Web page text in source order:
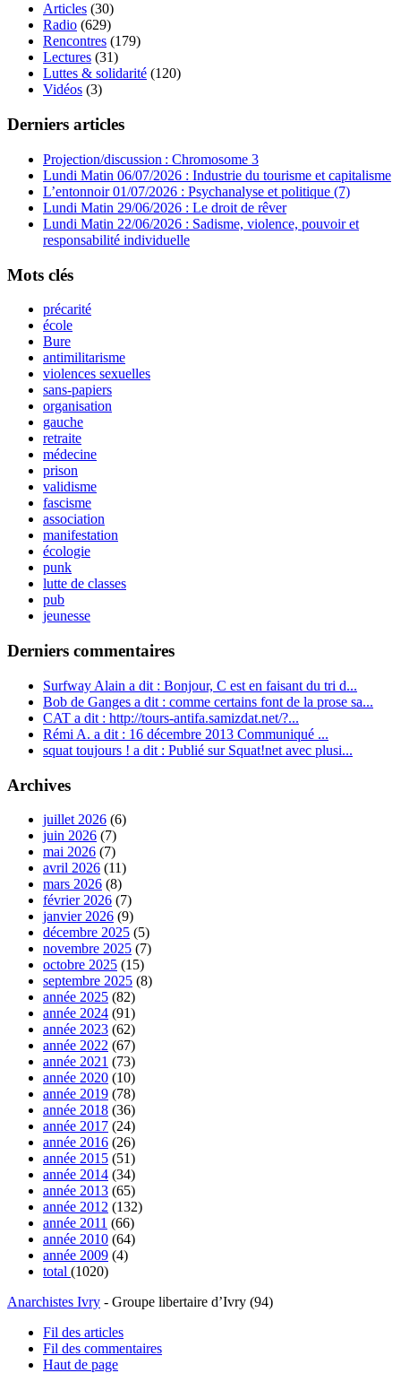
Articles (30)
Radio (629)
Rencontres (179)
Lectures (31)
Luttes & solidarité (120)
Vidéos (3)
Derniers articles
Projection/discussion : Chromosome 3
Lundi Matin 06/07/2026 : Industrie du tourisme et capitalisme
L’entonnoir 01/07/2026 : Psychanalyse et politique (7)
Lundi Matin 29/06/2026 : Le droit de rêver
Lundi Matin 22/06/2026 : Sadisme, violence, pouvoir et
responsabilité individuelle
Mots clés
précarité
école
Bure
antimilitarisme
violences sexuelles
sans-papiers
organisation
gauche
retraite
médecine
prison
validisme
fascisme
association
manifestation
écologie
punk
lutte de classes
pub
jeunesse
Derniers commentaires
Surfway Alain a dit : Bonjour, C est en faisant du tri d...
Bob de Ganges a dit : comme certains font de la prose sa...
CAT a dit : http://tours-antifa.samizdat.net/?...
Rémi A. a dit : 16 décembre 2013 Communiqué ...
squat toujours ! a dit : Publié sur Squat!net avec plusi...
Archives
juillet 2026 (6)
juin 2026 (7)
mai 2026 (7)
avril 2026 (11)
mars 2026 (8)
février 2026 (7)
janvier 2026 (9)
décembre 2025 (5)
novembre 2025 (7)
octobre 2025 (15)
septembre 2025 (8)
année 2025 (82)
année 2024 (91)
année 2023 (62)
année 2022 (67)
année 2021 (73)
année 2020 (10)
année 2019 (78)
année 2018 (36)
année 2017 (24)
année 2016 (26)
année 2015 (51)
année 2014 (34)
année 2013 (65)
année 2012 (132)
année 2011 (66)
année 2010 (64)
année 2009 (4)
total (1020)
Anarchistes Ivry - Groupe libertaire d’Ivry (94)
Fil des articles
Fil des commentaires
Haut de page